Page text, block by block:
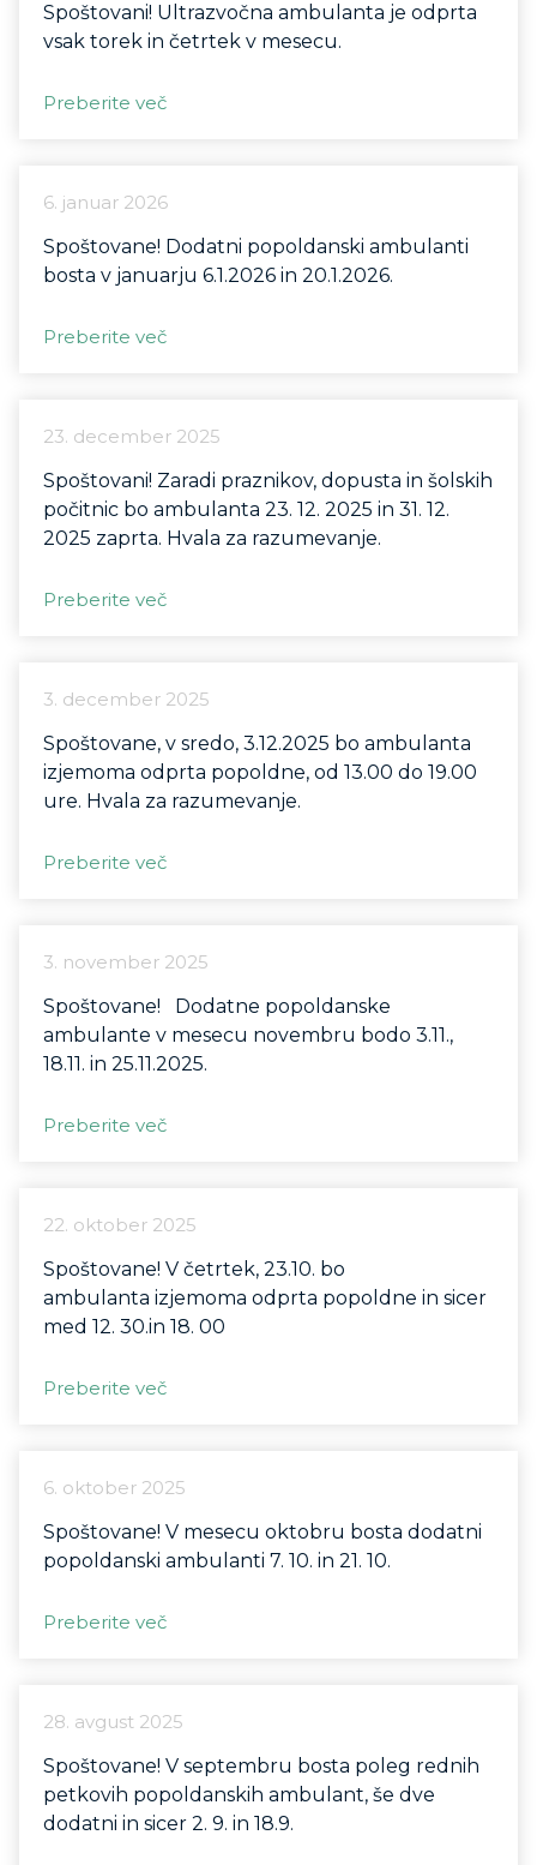
Spoštovani! Ultrazvočna ambulanta je odprta
vsak torek in četrtek v mesecu.
Preberite več
6. januar 2026
Spoštovane! Dodatni popoldanski ambulanti
bosta v januarju 6.1.2026 in 20.1.2026.
Preberite več
23. december 2025
Spoštovani! Zaradi praznikov, dopusta in šolskih
počitnic bo ambulanta 23. 12. 2025 in 31. 12.
2025 zaprta. Hvala za razumevanje.
Preberite več
3. december 2025
Spoštovane, v sredo, 3.12.2025 bo ambulanta
izjemoma odprta popoldne, od 13.00 do 19.00
ure. Hvala za razumevanje.
Preberite več
3. november 2025
Spoštovane! Dodatne popoldanske
ambulante v mesecu novembru bodo 3.11.,
18.11. in 25.11.2025.
Preberite več
22. oktober 2025
Spoštovane! V četrtek, 23.10. bo
ambulanta izjemoma odprta popoldne in sicer
med 12. 30.in 18. 00
Preberite več
6. oktober 2025
Spoštovane! V mesecu oktobru bosta dodatni
popoldanski ambulanti 7. 10. in 21. 10.
Preberite več
28. avgust 2025
Spoštovane! V septembru bosta poleg rednih
petkovih popoldanskih ambulant, še dve
dodatni in sicer 2. 9. in 18.9.